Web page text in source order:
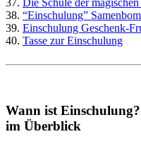
37.
Die Schule der
38. “Einschulung”
39. Einschulung Geschenk-
40. Tasse zur Einschulung
Wann ist
im Überblick